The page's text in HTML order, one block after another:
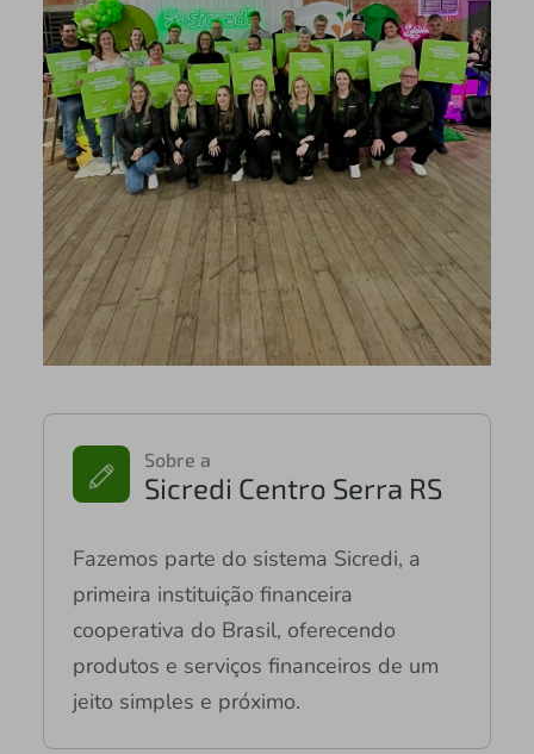
Sobre a
Sicredi Centro Serra RS
Fazemos parte do sistema Sicredi, a
primeira instituição financeira
cooperativa do Brasil, oferecendo
produtos e serviços financeiros de um
jeito simples e próximo.